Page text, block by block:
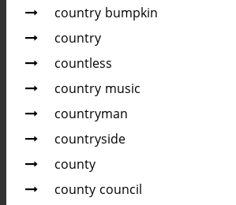
country bumpkin
country
countless
country music
countryman
countryside
county
county council